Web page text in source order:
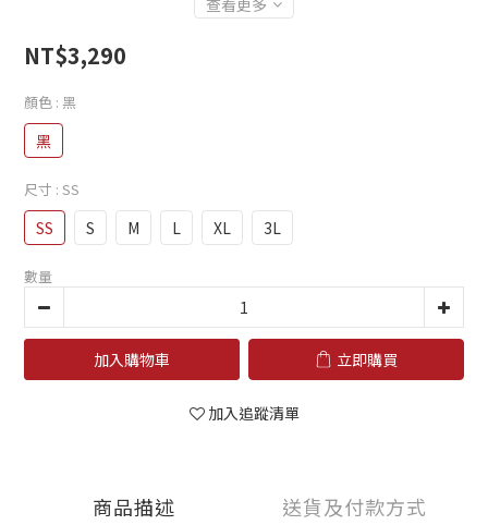
查看更多
NT$3,290
顏色 : 黑
黑
尺寸 : SS
SS S M L XL 3L
數量
加入購物車 立即購買
加入追蹤清單
商品描述 送貨及付款方式